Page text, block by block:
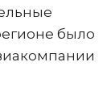
было